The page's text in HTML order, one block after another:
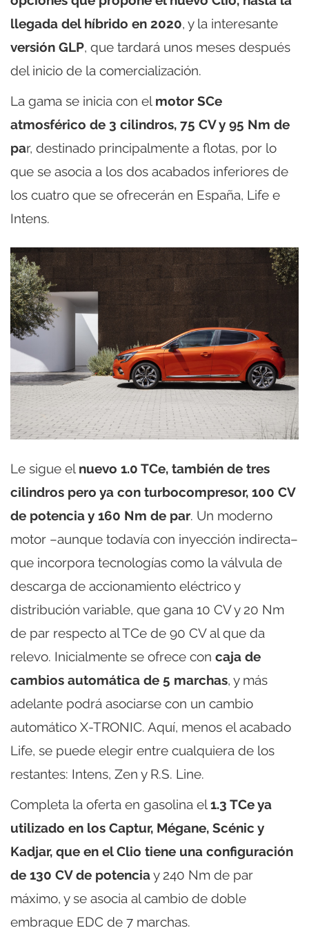
llegada del híbrido en 2020, y la interesante
versión GLP, que tardará unos meses después
del inicio de la comercialización.
La gama se inicia con el motor SCe
atmosférico de 3 cilindros, 75 CV y 95 Nm de
par, destinado principalmente a flotas, por lo
que se asocia a los dos acabados inferiores de
los cuatro que se ofrecerán en España, Life e
Intens.
Le sigue el nuevo 1.0 TCe, también de tres
cilindros pero ya con turbocompresor, 100 CV
de potencia y 160 Nm de par. Un moderno
motor –aunque todavía con inyección indirecta–
que incorpora tecnologías como la válvula de
descarga de accionamiento eléctrico y
distribución variable, que gana 10 CV y 20 Nm
de par respecto al TCe de 90 CV al que da
relevo. Inicialmente se ofrece con caja de
cambios automática de 5 marchas, y más
adelante podrá asociarse con un cambio
automático X-TRONIC. Aquí, menos el acabado
Life, se puede elegir entre cualquiera de los
restantes: Intens, Zen y R.S. Line.
Completa la oferta en gasolina el1.3 TCe ya
utilizado en los Captur, Mégane, Scénic y
Kadjar, que en el Clio tiene una configuración
de 130 CV de potenciay 240 Nm de par
máximo, y se asocia al cambio de doble
embrague EDC de 7 marchas.